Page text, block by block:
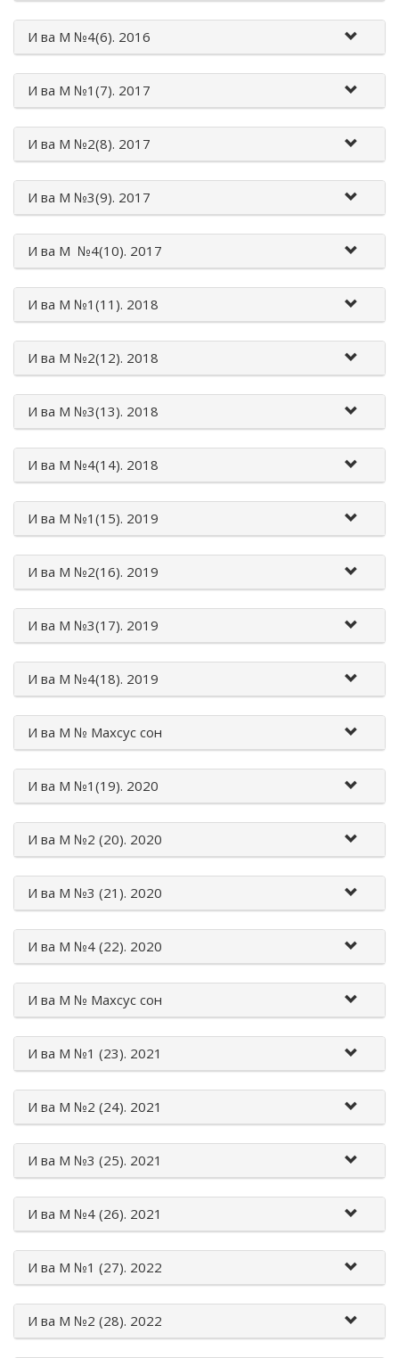
И ва М №4(6). 2016
И ва М №1(7). 2017
И ва М №2(8). 2017
И ва М №3(9). 2017
И ва М №4(10). 2017
И ва М №1(11). 2018
И ва М №2(12). 2018
И вa M №3(13). 2018
И вa M №4(14). 2018
И вa M №1(15). 2019
И вa M №2(16). 2019
И вa M №3(17). 2019
И вa M №4(18). 2019
И вa M № Махсус сон
И вa M №1(19). 2020
И вa M №2 (20). 2020
И вa M №3 (21). 2020
И вa M №4 (22). 2020
И вa M № Махсус сон
И вa M №1 (23). 2021
И вa M №2 (24). 2021
И вa M №3 (25). 2021
И вa M №4 (26). 2021
И вa M №1 (27). 2022
И вa M №2 (28). 2022